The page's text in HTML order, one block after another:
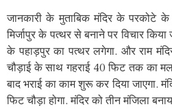
जानकारी के मुताबिक मंदिर के परकोटे
मिर्जापुर के पत्थर से बनाने पर विचार
के पहाड़पुर का पत्थर लगेगा. और राम
चौड़ाई के साथ गहराई 40 फिट तक का
बाद भराई का काम शुरू कर दिया जाएगा.
फिट चौड़ा होगा. मंदिर को तीन मंजिला